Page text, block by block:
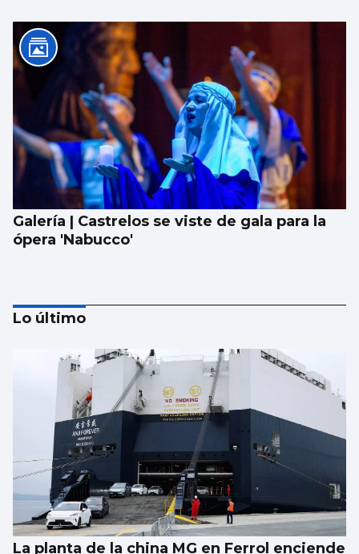
Galería | Castrelos se viste de gala para la
ópera 'Nabucco'
Lista con las canciones que sonarán en el
concierto de The Corrs en Castrelos
Lo último
La planta de la china MG en Ferrol enciende